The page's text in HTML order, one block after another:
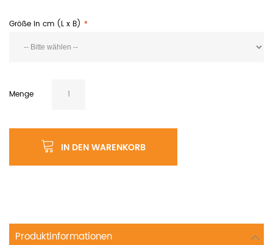
Größe in cm (L x B)
Menge
IN DEN WARENKORB
Produktinformationen